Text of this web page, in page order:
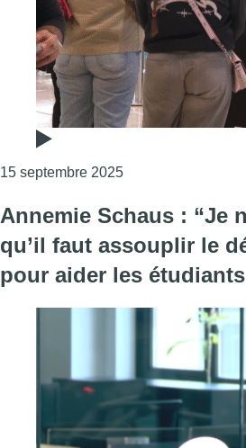
15 septembre 2025Consulter l'article
Annemie Schaus : “Je
qu’il faut assouplir le
pour aider les